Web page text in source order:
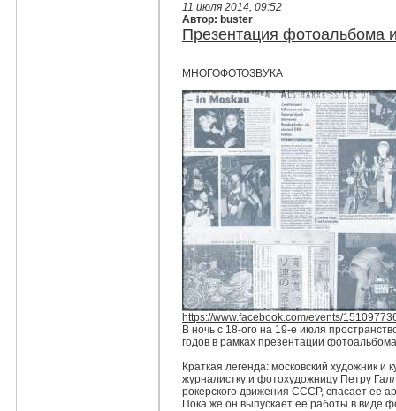
11 июля 2014, 09:52
Автор: buster
Презентация фотоальбома
МНОГОФОТОЗВУКА
https://www.facebook.com/events/
В ночь с 18-ого на 19-е июля
годов в рамках презентации
Краткая легенда: московский художник и
журналистку и фотохудожницу Петру
рокерского движения СССР, спасает ее
Пока же он выпускает ее работы в виде